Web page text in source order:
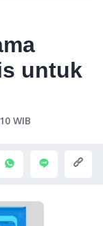
untuk
WIB